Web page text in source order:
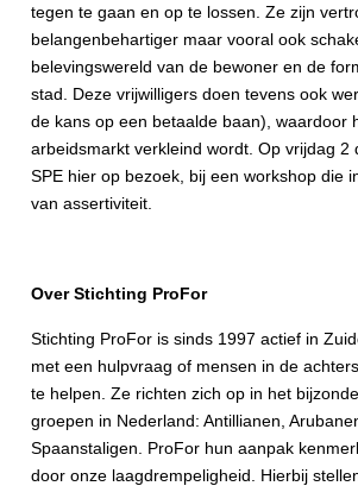
tegen te gaan en op te lossen. Ze zijn
belangenbehartiger maar vooral ook
belevingswereld van de bewoner en de
stad. Deze vrijwilligers doen tevens ook
de kans op een betaalde baan), waardoor
arbeidsmarkt verkleind wordt. Op vrijdag 2
SPE hier op bezoek, bij een workshop die
van assertiviteit.
Over Stichting ProFor
Stichting ProFor is sinds 1997 actief in
met een hulpvraag of mensen in de
te helpen. Ze richten zich op in het
groepen in Nederland: Antillianen,
Spaanstaligen. ProFor hun aanpak
door onze laagdrempeligheid. Hierbij